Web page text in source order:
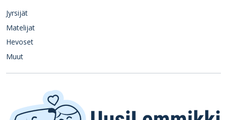
Jyrsijät
Matelijat
Hevoset
Muut